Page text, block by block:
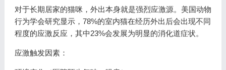
对于长期居家的猫咪，外出本身就是强烈应激源。美国动物
行为学会研究显示，78%的室内猫在经历外出后会出现不同
程度的应激反应，其中23%会发展为明显的消化道症状。
应激触发因素：